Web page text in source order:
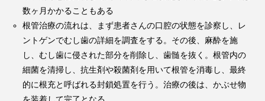
数ヶ月かかることもある
根管治療の流れは、まず患者さんの口腔の状態を診察し、レ
ントゲンでむし歯の詳細を調査をする。その後、麻酔を施
し、むし歯に侵された部分を削除し、歯髄を抜く。根管内の
細菌を清掃し、抗生剤や殺菌剤を用いて根管を消毒し、最終
的に根充と呼ばれる封鎖処置を行う。治療の後は、かぶせ物